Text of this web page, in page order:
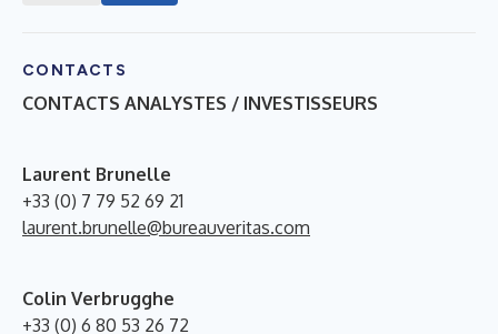
CONTACTS
CONTACTS ANALYSTES / INVESTISSEURS
Laurent Brunelle
+33 (0) 7 79 52 69 21
laurent.brunelle@bureauveritas.com
Colin Verbrugghe
+33 (0) 6 80 53 26 72